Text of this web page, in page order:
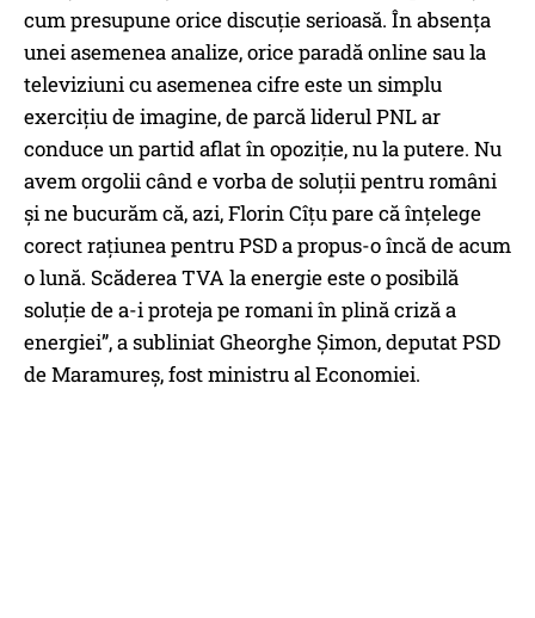
cum presupune orice discuție serioasă. În absența
unei asemenea analize, orice paradă online sau la
televiziuni cu asemenea cifre este un simplu
exercițiu de imagine, de parcă liderul PNL ar
conduce un partid aflat în opoziție, nu la putere. Nu
avem orgolii când e vorba de soluții pentru români
și ne bucurăm că, azi, Florin Cîțu pare că înțelege
corect rațiunea pentru PSD a propus-o încă de acum
o lună. Scăderea TVA la energie este o posibilă
soluție de a-i proteja pe romani în plină criză a
energiei”, a subliniat Gheorghe Șimon, deputat PSD
de Maramureș, fost ministru al Economiei.